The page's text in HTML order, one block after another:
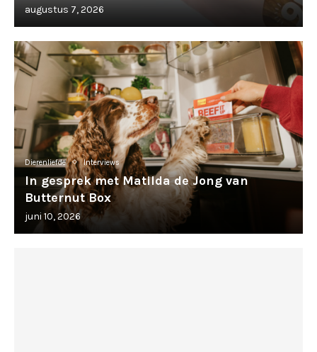
augustus 7, 2026
Dierenliefde Interviews
In gesprek met Matilda de Jong van
Butternut Box
juni 10, 2026